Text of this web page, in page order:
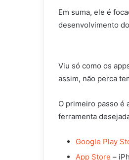
Em suma, ele é
desenvolvimento
Viu só como os
assim, não perca
O primeiro passo é
ferramenta
Google Play
App Store –